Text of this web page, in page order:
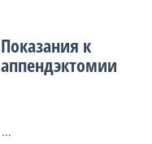
Показания к
аппендэктомии
...